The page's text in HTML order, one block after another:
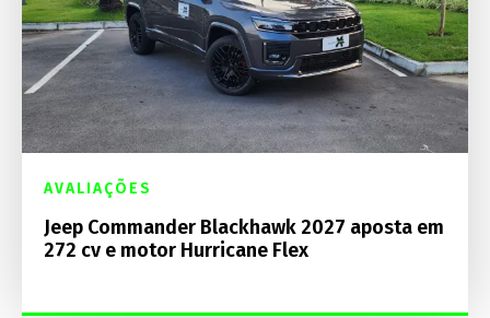
AVALIAÇÕES
Jeep Commander Blackhawk 2027 aposta em
272 cv e motor Hurricane Flex